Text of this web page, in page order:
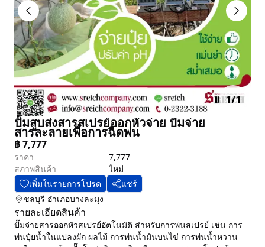
1/1
ปั๊มสูบส่งสารสเปรย์ออกหัวจ่าย ปั๊มจ่าย
สารละลายเพื่อการฉีดพ่น
฿7,777
ราคา
7,777
สภาพสินค้า
ไหม่
เพิ่มในรายการโปรด
แชร์
ชลบุรี อำเภอบางละมุง
รายละเอียดสินค้า
ปั๊มจ่ายสารออกหัวสเปรย์อัตโนมัติ สำหรับการพ่นสเปรย์ เช่น การ
พ่นปุ๋ยน้ำในแปลงผัก ผลไม้ การพ่นน้ำมันบนไข่ การพ่นน้ำหวาน